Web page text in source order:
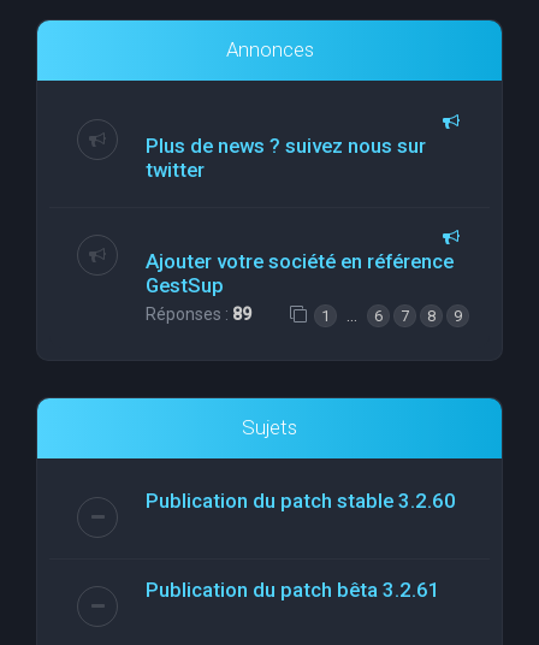
Annonces
Plus de news ? suivez nous sur
twitter
Ajouter votre société en référence
GestSup
Réponses : 89 1 … 6 7 8 9
Sujets
Publication du patch stable 3.2.60
Publication du patch bêta 3.2.61